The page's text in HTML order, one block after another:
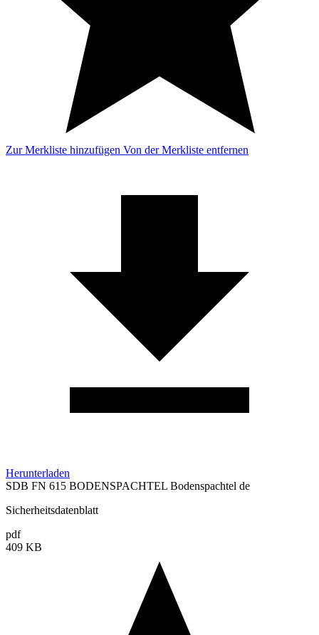
Zur Merkliste hinzufügen Von der Merkliste entfernen
Herunterladen
SDB FN 615 BODENSPACHTEL Bodenspachtel de
Sicherheitsdatenblatt
pdf
409 KB